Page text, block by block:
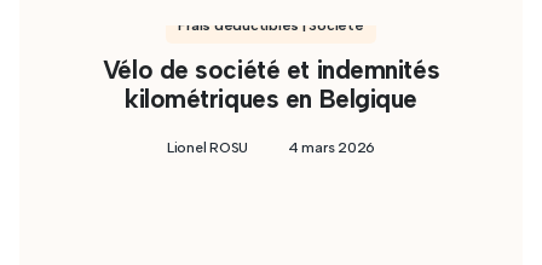
Frais déductibles | Société
Vélo de société et indemnités
kilométriques en Belgique
Lionel ROSU 4 mars 2026